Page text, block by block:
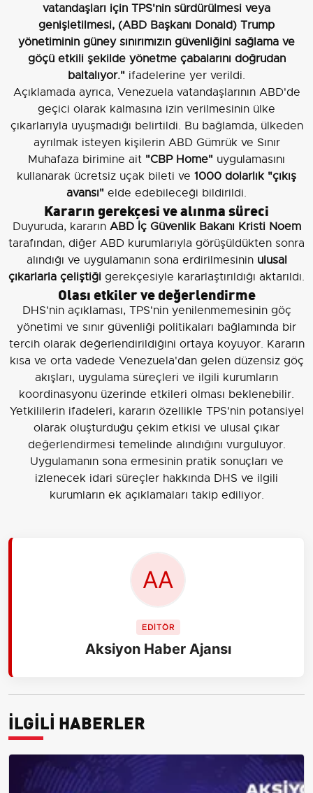
vatandaşları için TPS'nin sürdürülmesi veya
genişletilmesi, (ABD Başkanı Donald) Trump
yönetiminin güney sınırımızın güvenliğini sağlama ve
göçü etkili şekilde yönetme çabalarını doğrudan
baltalıyor." ifadelerine yer verildi.
Açıklamada ayrıca, Venezuela vatandaşlarının ABD'de
geçici olarak kalmasına izin verilmesinin ülke
çıkarlarıyla uyuşmadığı belirtildi. Bu bağlamda, ülkeden
ayrılmak isteyen kişilerin ABD Gümrük ve Sınır
Muhafaza birimine ait "CBP Home" uygulamasını
kullanarak ücretsiz uçak bileti ve 1000 dolarlık "çıkış
avansı" elde edebileceği bildirildi.
Kararın gerekçesi ve alınma süreci
Duyuruda, kararın ABD İç Güvenlik Bakanı Kristi Noem
tarafından, diğer ABD kurumlarıyla görüşüldükten sonra
alındığı ve uygulamanın sona erdirilmesinin ulusal
çıkarlarla çeliştiği gerekçesiyle kararlaştırıldığı aktarıldı.
Olası etkiler ve değerlendirme
DHS'nin açıklaması, TPS'nin yenilenmemesinin göç
yönetimi ve sınır güvenliği politikaları bağlamında bir
tercih olarak değerlendirildiğini ortaya koyuyor. Kararın
kısa ve orta vadede Venezuela'dan gelen düzensiz göç
akışları, uygulama süreçleri ve ilgili kurumların
koordinasyonu üzerinde etkileri olması beklenebilir.
Yetkililerin ifadeleri, kararın özellikle TPS'nin potansiyel
olarak oluşturduğu çekim etkisi ve ulusal çıkar
değerlendirmesi temelinde alındığını vurguluyor.
Uygulamanın sona ermesinin pratik sonuçları ve
izlenecek idari süreçler hakkında DHS ve ilgili
kurumların ek açıklamaları takip ediliyor.
EDİTÖR
Aksiyon Haber Ajansı
İLGİLİ HABERLER